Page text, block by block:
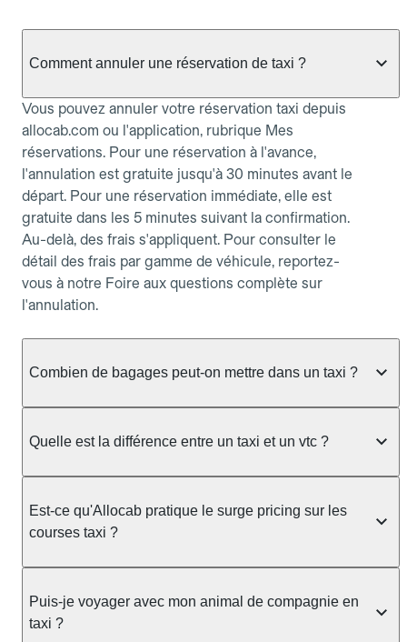
Comment annuler une réservation de taxi ?
Vous pouvez annuler votre réservation taxi depuis
allocab.com ou l'application, rubrique Mes
réservations. Pour une réservation à l'avance,
l'annulation est gratuite jusqu'à 30 minutes avant le
départ. Pour une réservation immédiate, elle est
gratuite dans les 5 minutes suivant la confirmation.
Au-delà, des frais s'appliquent. Pour consulter le
détail des frais par gamme de véhicule, reportez-
vous à notre Foire aux questions complète sur
l'annulation.
Combien de bagages peut-on mettre dans un taxi ?
taxi berline accueille en général jusqu'à 3 bagages
ou nombreux, précisez-le dans le champ "Message
au chauffeur" lors de la réservation. Le prix n'est
pas impacté par le nombre de bagages.
Quelle est la différence entre un taxi et un vtc ?
prendre en charge directement dans la rue, à une
station ou sur réservation, avec un tarif au
réservation et propose un prix fixe annoncé à
l'avance. Chez Allocab, réservez facilement votre
taxi.
Est-ce qu'Allocab pratique le surge pricing sur les
courses taxi ?
réglementation préfectorale et suit un barème
officiel : il protège des hausses liées à la demande.
Puis-je voyager avec mon animal de compagnie en
taxi ?